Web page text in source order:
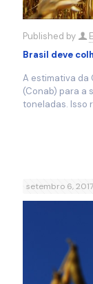
Published by
Brasil deve
A estimativa da
(Conab) para a
toneladas. Isso
setembro 6, 2017